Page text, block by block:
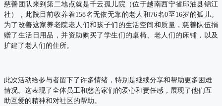
慈善团队来到第二地点就是千云孤儿院（位于越南西宁省邱油县锦江
社），此院目前收养着158名无依无靠的老人和76名0至16岁的孤儿。
为了改善这家养老院老人们和孩子们的生活空间和质量，慈善队伍捐
赠了生活日用品，并资助购买了学生们的桌椅、老人们的床铺，以及
扩建了老人们的住所。
此次活动给参与者留下了许多情绪，特别是继续分享和帮助更多困难
情况。这表现了全体员工和慈善家们的爱心和责任感，展现了他们互
助互爱的精神和对社区的帮助。